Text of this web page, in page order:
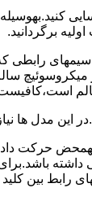
برگردانید.
راﺑﻄﯽ
اﯾﻦ مدل ها
بهمحض